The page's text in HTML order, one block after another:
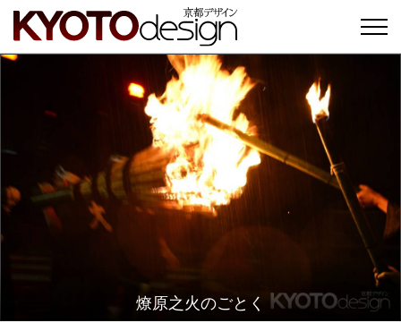
燎原之火のごとく